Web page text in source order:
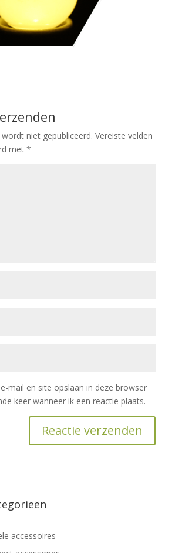
wordt niet gepubliceerd. Vereiste velden
met *
mail en site opslaan in deze browser
keer wanneer ik een reactie plaats.
accessoires